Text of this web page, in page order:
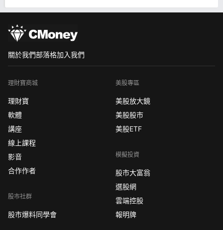
關於我們部落格加入我們
理財寶商城
理財寶
軟體
講座
線上課程
影音
合作作者
股市社群
股市爆料同學會
美股專區
美股放大鏡
美股股市
美股ETF
模擬投資
股市大富翁
選股網
雲端控股
報明牌